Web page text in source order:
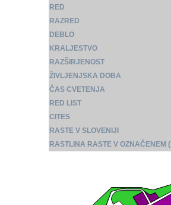
RED
RAZRED
DEBLO
KRALJESTVO
RAZŠIRJENOST
ŽIVLJENJSKA DOBA
ČAS CVETENJA
RED LIST
CITES
RASTE V SLOVENIJI
RASTLINA RASTE V OZNAČENEM (